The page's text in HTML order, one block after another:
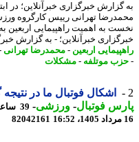
خبرگزاری خبرآنلاین؛ در
تهرانی رییس کارگروه ورزش
به اهمیت راهپیمایی اربعین به
خبرآنلاین؛ - به گزارش
اربعین -محمدرضا تهرانی-
موتلفه-مشکلات
اشکال فوتبال ما در نتیجه
فوتبال-ورزشی-
39 ساعت
82042161